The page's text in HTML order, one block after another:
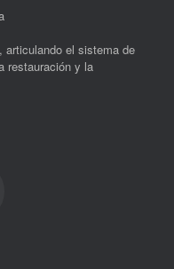
el sistema de
restauración y la